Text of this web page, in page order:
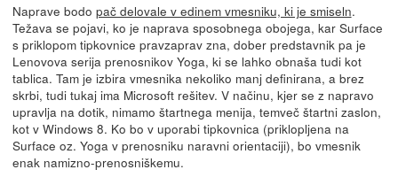
Naprave bodo pač delovale v edinem vmesniku, ki je smiseln.
Težava se pojavi, ko je naprava sposobnega obojega, kar Surface
s priklopom tipkovnice pravzaprav zna, dober predstavnik pa je
Lenovova serija prenosnikov Yoga, ki se lahko obnaša tudi kot
tablica. Tam je izbira vmesnika nekoliko manj definirana, a brez
skrbi, tudi tukaj ima Microsoft rešitev. V načinu, kjer se z napravo
upravlja na dotik, nimamo štartnega menija, temveč štartni zaslon,
kot v Windows 8. Ko bo v uporabi tipkovnica (priklopljena na
Surface oz. Yoga v prenosniku naravni orientaciji), bo vmesnik
enak namizno-prenosniškemu.